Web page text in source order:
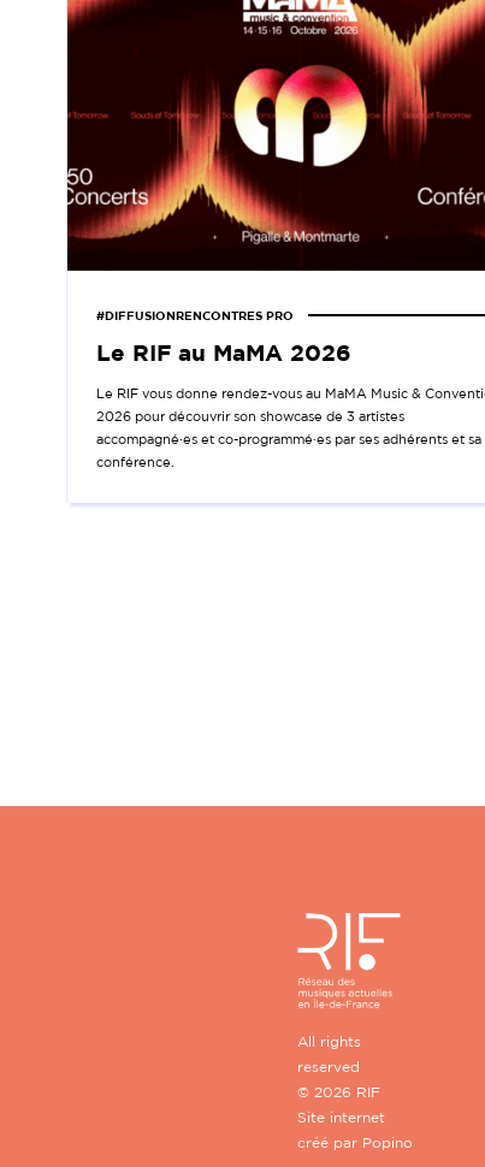
#DIFFUSIONRENCONTRES PRO
Le RIF au MaMA 2026
Le RIF vous donne rendez-vous au MaMA Music &
2026 pour découvrir son showcase de 3 artistes
accompagné·es et co-programmé·es par ses adhérents et sa
conférence.
All rights
reserved
© 2026 RIF
Site internet
créé par Popino